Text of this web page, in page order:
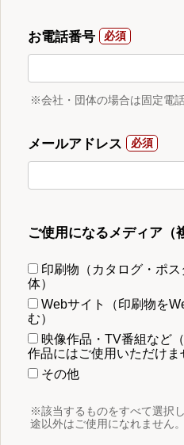
お電話番号
※会社・団体の場合は固定電話
メールアドレス
ご使用になるメディア（
印刷物（カタログ・ポ
体）
Webサイト（印刷物を
む）
映像作品・TV番組など
作品にはご使用いただけま
その他
※該当するものをすべて選択
途以外はご使用になれません。